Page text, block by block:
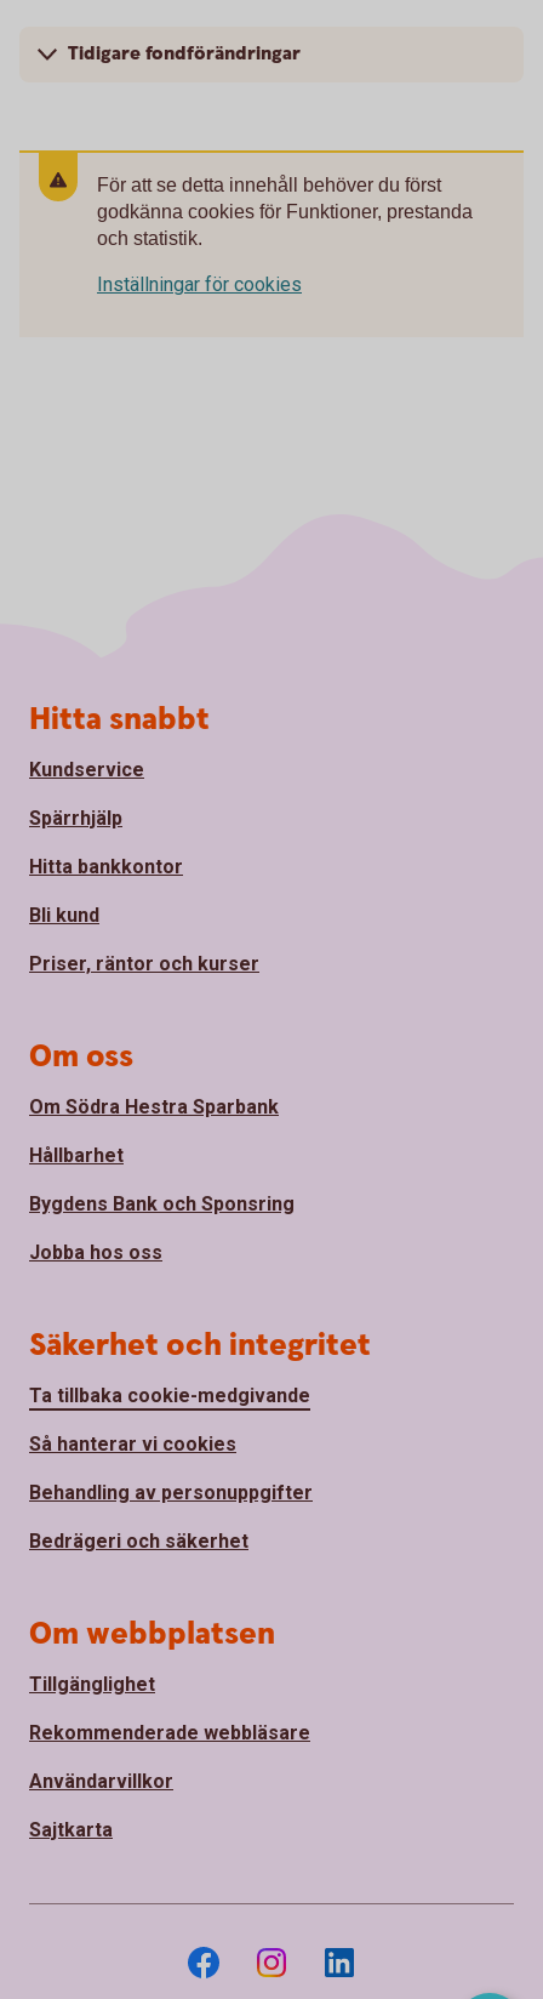
Tidigare fondförändringar
För att se detta innehåll behöver du först
godkänna cookies för Funktioner, prestanda
och statistik.
Inställningar för cookies
Sidfot
Hitta snabbt
Kundservice
Spärrhjälp
Hitta bankkontor
Bli kund
Priser, räntor och kurser
Om oss
Om Södra Hestra Sparbank
Hållbarhet
Bygdens Bank och Sponsring
Jobba hos oss
Säkerhet och integritet
Ta tillbaka cookie-medgivande
Så hanterar vi cookies
Behandling av personuppgifter
Bedrägeri och säkerhet
Om webbplatsen
Tillgänglighet
Rekommenderade webbläsare
Användarvillkor
Sajtkarta